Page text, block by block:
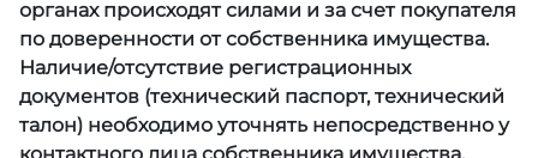
органах происходят силами и за счет покупателя
по доверенности от собственника имущества.
Наличие/отсутствие регистрационных
документов (технический паспорт, технический
талон) необходимо уточнять непосредственно у
контактного лица собственника имущества.